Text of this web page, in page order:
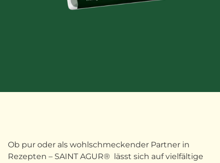
Ob pur oder als wohlschmeckender Partner in
Rezepten – SAINT AGUR® lässt sich auf vielfältige